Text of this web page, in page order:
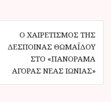
Ο ΧΑΙΡΕΤΙΣΜΌΣ ΤΗΣ
ΔΈΣΠΟΙΝΑΣ ΘΩΜΑΪ́ΔΟΥ
ΣΤΟ «ΠΑΝΌΡΑΜΑ
ΑΓΟΡΆΣ ΝΈΑΣ ΙΩΝΊΑΣ»